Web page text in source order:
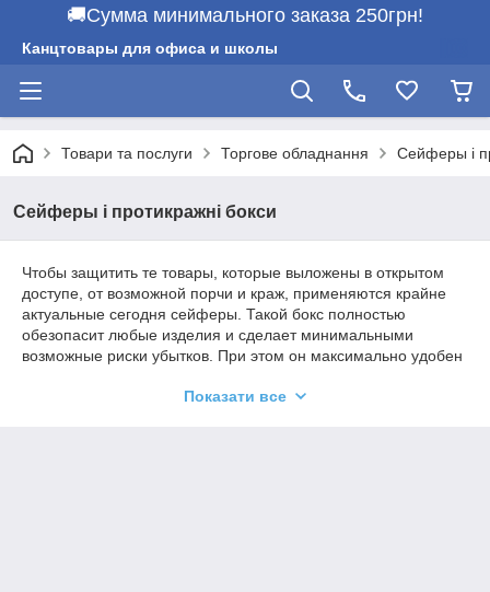
🚚Сумма минимального заказа 250грн!
Канцтовары для офиса и школы
Товари та послуги Торгове обладнання Сейферы і
Сейферы і протикражні бокси
Чтобы защитить те товары, которые выложены в открытом
доступе, от возможной порчи и краж, применяются крайне
актуальные сегодня сейферы. Такой бокс полностью
обезопасит любые изделия и сделает минимальными
возможные риски убытков. При этом он максимально удобен
Первоначально сейферы разрабатывались специально для
Показати все